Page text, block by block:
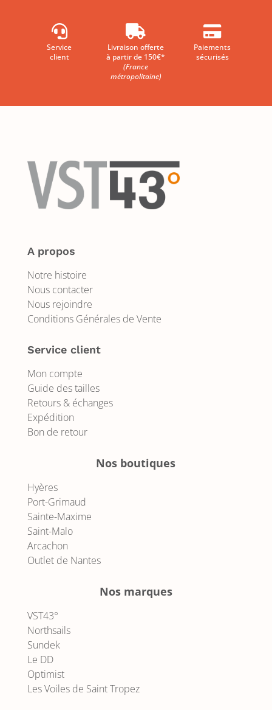

Service
client

Livraison offerte
à partir de 150€*
(France
métropolitaine)

Paiements
sécurisés
A propos
Notre histoire
Nous contacter
Nous rejoindre
Conditions Générales de Vente
Service client
Mon compte
Guide des tailles
Retours & échanges
Expédition
Bon de retour
Nos boutiques
Hyères
Port-Grimaud
Sainte-Maxime
Saint-Malo
Arcachon
Outlet de Nantes
Nos marques
VST43°
Northsails
Sundek
Le DD
Optimist
Les Voiles de Saint Tropez